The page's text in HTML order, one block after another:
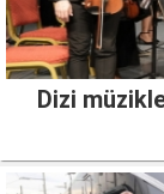
Dizi